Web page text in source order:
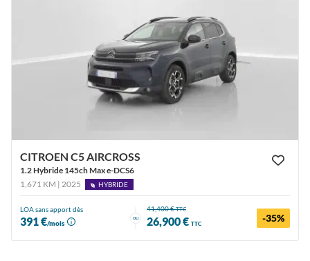
CITROEN C5 AIRCROSS
1.2 Hybride 145ch Max e-DCS6
1,671 KM | 2025
HYBRIDE
LOA sans apport dès
391 €/mois
ou
41,400 €TTC
26,900 € TTC -35%